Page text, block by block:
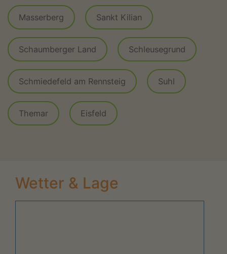
Masserberg Sankt Kilian
Schaumberger Land Schleusegrund
Schmiedefeld am Rennsteig Suhl
Themar Eisfeld
Wetter & Lage